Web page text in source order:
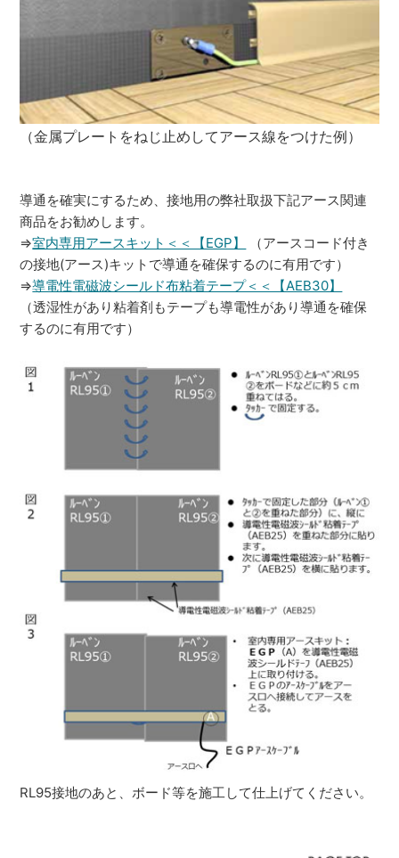
（金属プレートをねじ止めしてアース線をつけた例）
導通を確実にするため、接地用の弊社取扱下記アース関連
商品をお勧めします。
⇒室内専用アースキット＜＜【EGP】
（アースコード付き
の接地(アース)キットで導通を確保するのに有用です）
⇒導電性電磁波シールド布粘着テープ＜＜【AEB30】
（透湿性があり粘着剤もテープも導電性があり導通を確保
するのに有用です）
RL95接地のあと、ボード等を施工して仕上げてください。